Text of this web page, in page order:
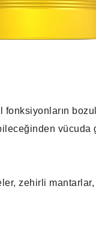
vücuda
zehirli mantarlar,